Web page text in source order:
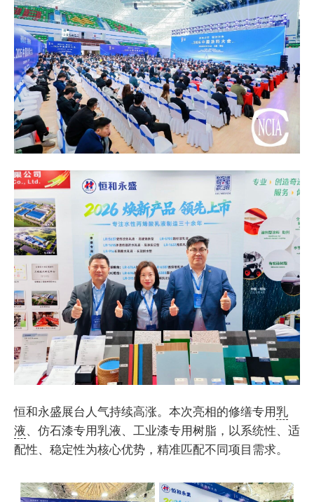
恒和永盛展台人气持续高涨。本次亮相的修缮专用乳
液、仿石漆专用乳液、工业漆专用树脂，以系统性、适
配性、稳定性为核心优势，精准匹配不同项目需求。